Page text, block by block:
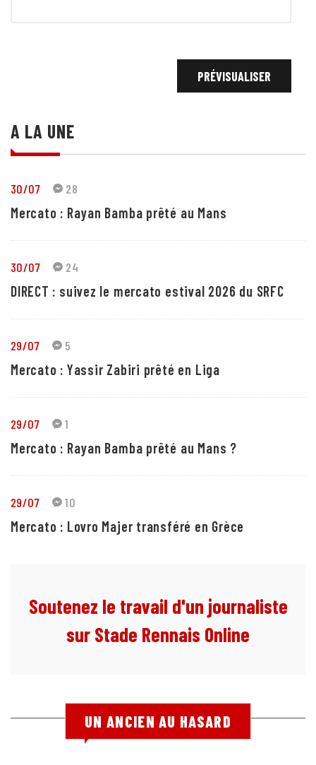
A LA UNE
30/07 28
Mercato : Rayan Bamba prêté au Mans
30/07 24
DIRECT : suivez le mercato estival 2026 du SRFC
29/07 5
Mercato : Yassir Zabiri prêté en Liga
29/07 1
Mercato : Rayan Bamba prêté au Mans ?
29/07 10
Mercato : Lovro Majer transféré en Grèce
Soutenez le travail d'un journaliste
sur Stade Rennais Online
UN ANCIEN AU HASARD